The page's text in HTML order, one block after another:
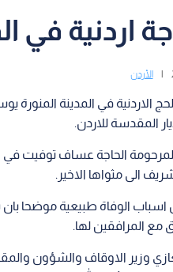
اردنية في
الأردن
المقدسة للاردن.
الحاجة عساف توفيت في
الى مثواها الاخير.
الوفاة طبيعية موضحا بان
مع المرافقين لها.
وزير الاوقاف والشؤون